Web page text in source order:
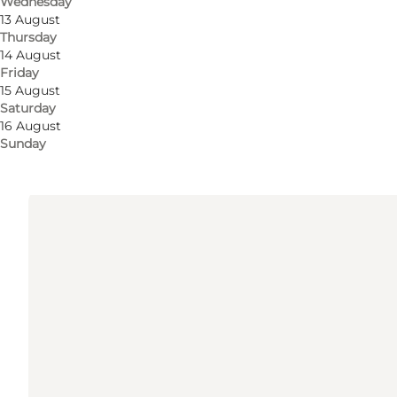
13 August
Thursday
14 August
Friday
15 August
Saturday
16 August
Sunday
Get directions
Rådhuspladsen